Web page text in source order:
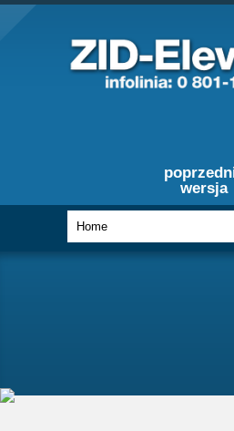
wersja